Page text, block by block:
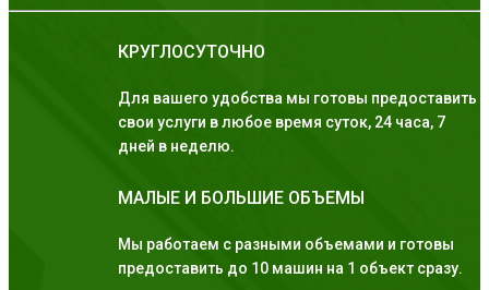
КРУГЛОСУТОЧНО
Для вашего удобства мы готовы предоставить
свои услуги в любое время суток, 24 часа, 7
дней в неделю.
МАЛЫЕ И БОЛЬШИЕ ОБЪЕМЫ
Мы работаем с разными объемами и готовы
предоставить до 10 машин на 1 объект сразу.